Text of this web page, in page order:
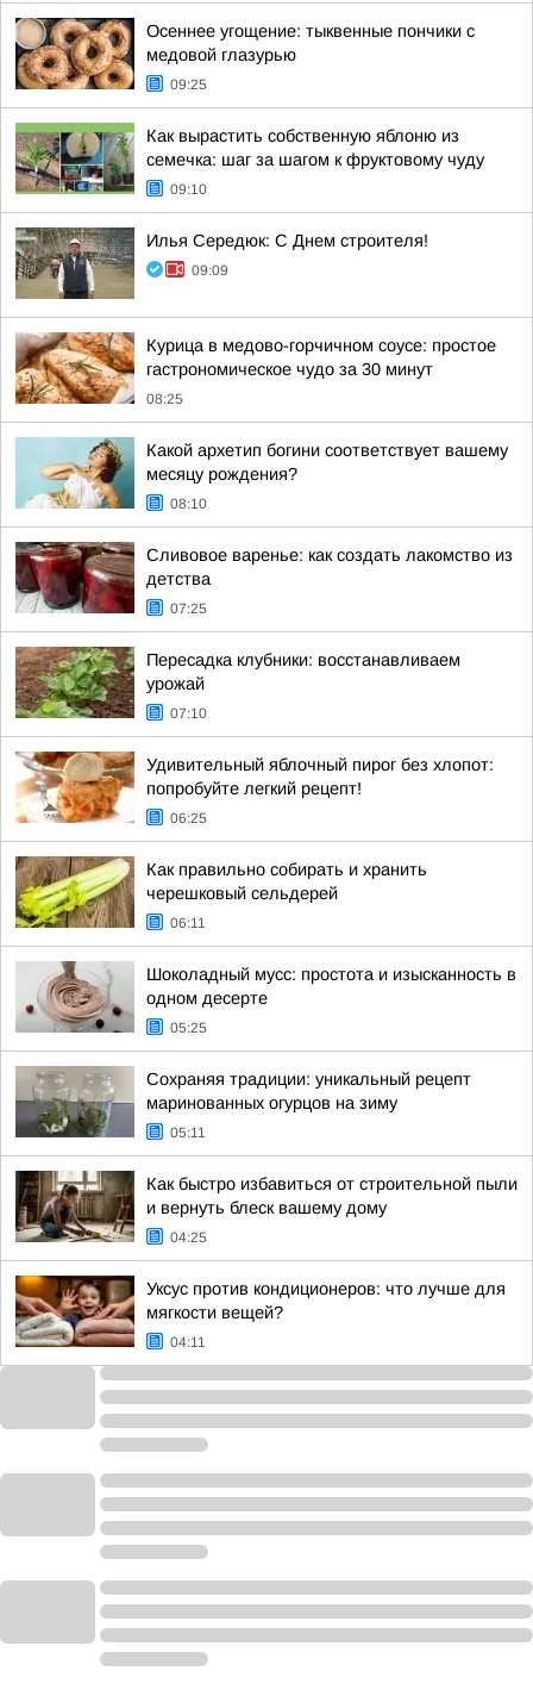
Осеннее угощение: тыквенные пончики с
медовой глазурью
09:25
Как вырастить собственную яблоню из
семечка: шаг за шагом к фруктовому чуду
09:10
Илья Середюк: С Днем строителя!
09:09
Курица в медово-горчичном соусе: простое
гастрономическое чудо за 30 минут
08:25
Какой архетип богини соответствует вашему
месяцу рождения?
08:10
Сливовое варенье: как создать лакомство из
детства
07:25
Пересадка клубники: восстанавливаем
урожай
07:10
Удивительный яблочный пирог без хлопот:
попробуйте легкий рецепт!
06:25
Как правильно собирать и хранить
черешковый сельдерей
06:11
Шоколадный мусс: простота и изысканность в
одном десерте
05:25
Сохраняя традиции: уникальный рецепт
маринованных огурцов на зиму
05:11
Как быстро избавиться от строительной пыли
и вернуть блеск вашему дому
04:25
Уксус против кондиционеров: что лучше для
мягкости вещей?
04:11